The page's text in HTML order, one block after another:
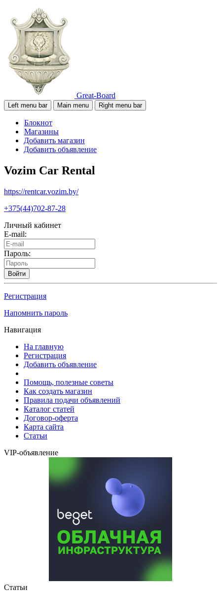
Great-Board
Left menu bar Main menu Right menu bar
Блокнот
Магазины
Добавить магазин
Добавить объявление
Vozim Car Rental
https://rentcar.vozim.by/
+375(44)702-87-28
Личный кабинет
E-mail:
Пароль:
Войти
Регистрация
Напомнить пароль
Навигация
На главную
Регистрация
Добавить объявление
Помощь, полезные советы
Как создать магазин
Правила подачи объявлений
Каталог статей
Договор-оферта
Карта сайта
Статьи
VIP-объявление
Статьи